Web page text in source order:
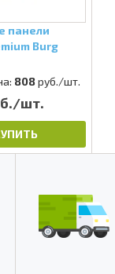
панели
Burg
808руб./шт.
шт.